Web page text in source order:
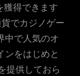
得できます
でカジノゲー
中で人気のオ
ンをはじめと
提供しておら